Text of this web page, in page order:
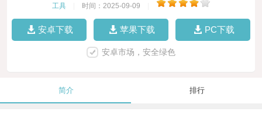
工具 时间：2025-09-09
安卓下载 苹果下载 PC下载
安卓市场，安全绿色
简介 排行